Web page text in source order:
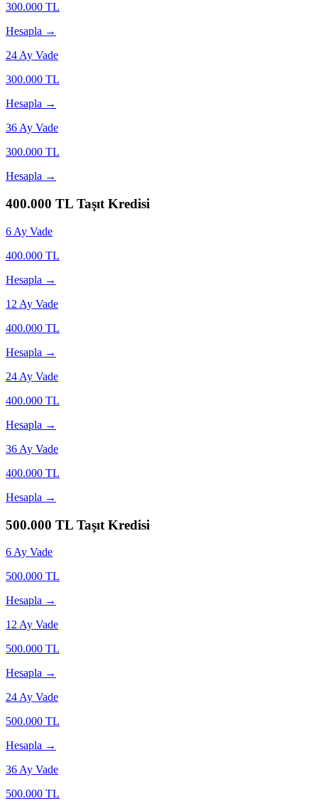
300.000 TL
Hesapla →
24Ay Vade
300.000 TL
Hesapla →
36Ay Vade
300.000 TL
Hesapla →
400.000 TL Taşıt Kredisi
6 Ay Vade
400.000 TL
Hesapla →
12 Ay Vade
400.000 TL
Hesapla →
24 Ay Vade
400.000 TL
Hesapla →
36 Ay Vade
400.000 TL
Hesapla →
500.000 TL Taşıt Kredisi
6 Ay Vade
500.000 TL
Hesapla →
12 Ay Vade
500.000 TL
Hesapla →
24 Ay Vade
500.000 TL
Hesapla →
36 Ay Vade
500.000 TL